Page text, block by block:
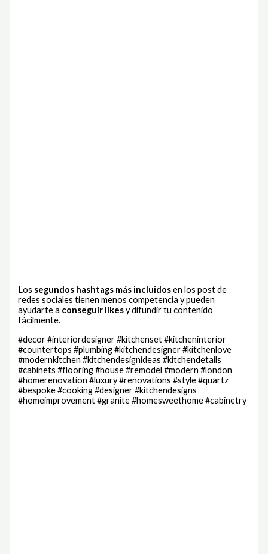
Los segundos hashtags más incluidosen los post de
redes sociales tienen menos competencia y pueden
ayudarte a conseguir likesy difundir tu contenido
fácilmente.
#decor #interiordesigner #kitchenset #kitcheninterior
#countertops #plumbing #kitchendesigner #kitchenlove
#modernkitchen #kitchendesignideas #kitchendetails
#cabinets #flooring #house #remodel #modern #london
#homerenovation #luxury #renovations #style #quartz
#bespoke #cooking #designer #kitchendesigns
#homeimprovement #granite #homesweethome #cabinetry